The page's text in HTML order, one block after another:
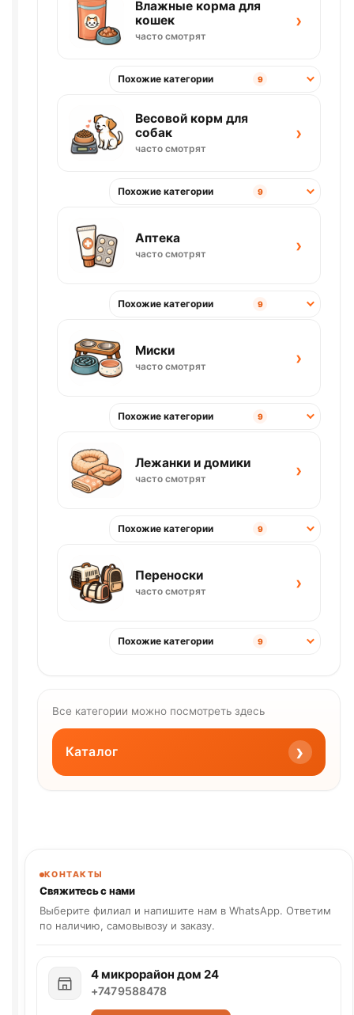
Влажные корма для
кошек
часто смотрят
›
Похожие категории 9
Весовой корм для
собак
часто смотрят
›
Похожие категории 9
Аптека
часто смотрят ›
Похожие категории 9
Миски
часто смотрят ›
Похожие категории 9
Лежанки и домики
часто смотрят ›
Похожие категории 9
Переноски
часто смотрят ›
Похожие категории 9
Все категории можно посмотреть здесь
Каталог ›
КОНТАКТЫ
Свяжитесь с нами
Выберите филиал и напишите нам в WhatsApp. Ответим
по наличию, самовывозу и заказу.
4 микрорайон дом 24
+7479588478